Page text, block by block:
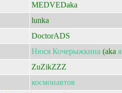
MEDVEDaka
lunka
DoctorADS
Нюся Кочерыжкина (aka я
ZuZikZZZ
космонавтов